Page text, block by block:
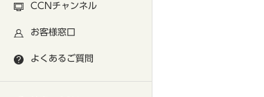
CCNチャンネル
お客様窓口
よくあるご質問